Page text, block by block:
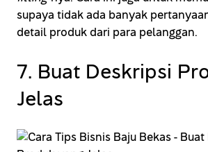
supaya tidak ada banyak
detail produk dari para pelanggan.
7. Buat Deskripsi
Jelas